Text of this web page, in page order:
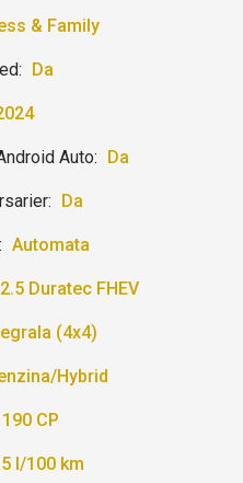
& Family
Da
Auto: Da
Da
Automata
2.5 Duratec FHEV
(4x4)
Hybrid
190 CP
l/100 km